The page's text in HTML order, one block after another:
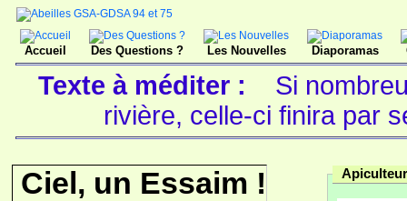
Accueil Des Questions ? Les Nouvelles Diaporamas
Texte à méditer :
Si
rivière, celle-ci finira par
Ciel, un Essaim !